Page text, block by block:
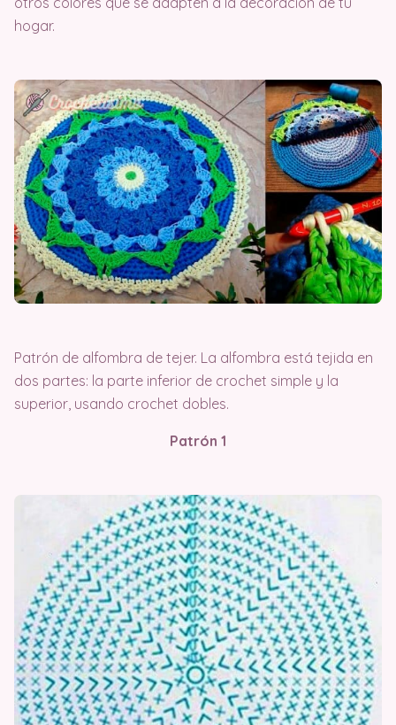
hogar.
Patrón de alfombra de tejer. La alfombra está tejida en
dos partes: la parte inferior de crochet simple y la
superior, usando crochet dobles.
Patrón 1